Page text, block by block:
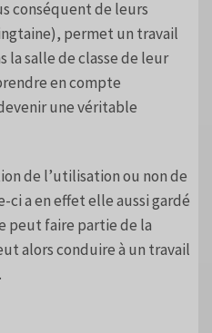
conséquent de leurs
permet un travail
la salle de classe de leur
en compte
une véritable
de l’utilisation ou non de
ci a en effet elle aussi gardé
peut faire partie de la
alors conduire à un travail